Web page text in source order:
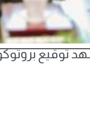
توقيع